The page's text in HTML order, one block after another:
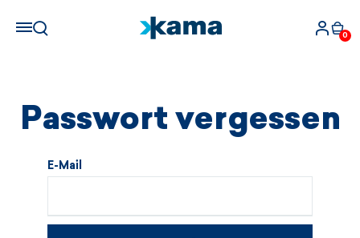
0
Passwort vergessen
E-Mail